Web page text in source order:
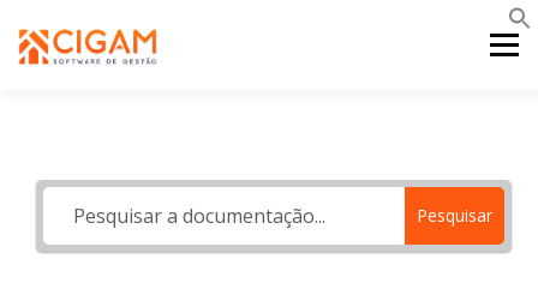
para
Menu
PORTAL WEB MOBILE SUPORTE Pesquisar